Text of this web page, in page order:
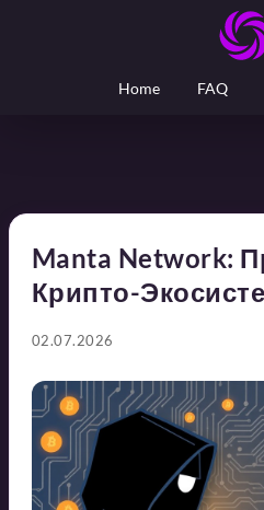
Home FAQ
Manta Network:
Крипто-
02.07.2026